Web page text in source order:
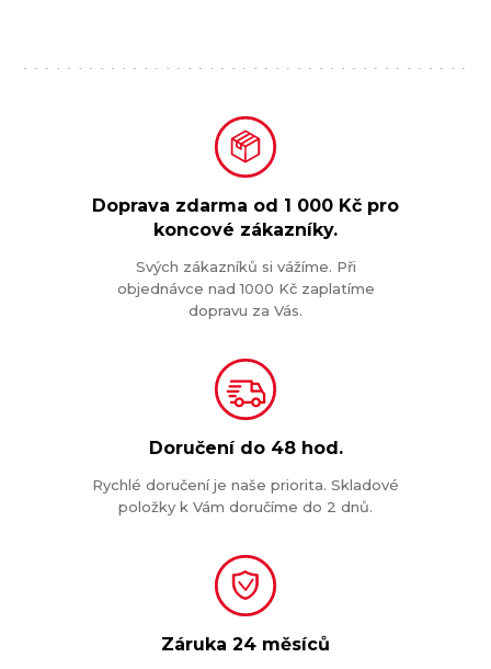
Doprava zdarma od 1 000 Kč pro
koncové zákazníky.
Svých zákazníků si vážíme. Při
objednávce nad 1000 Kč zaplatíme
dopravu za Vás.
Doručení do 48 hod.
Rychlé doručení je naše priorita. Skladové
položky k Vám doručíme do 2 dnů.
Záruka 24 měsíců